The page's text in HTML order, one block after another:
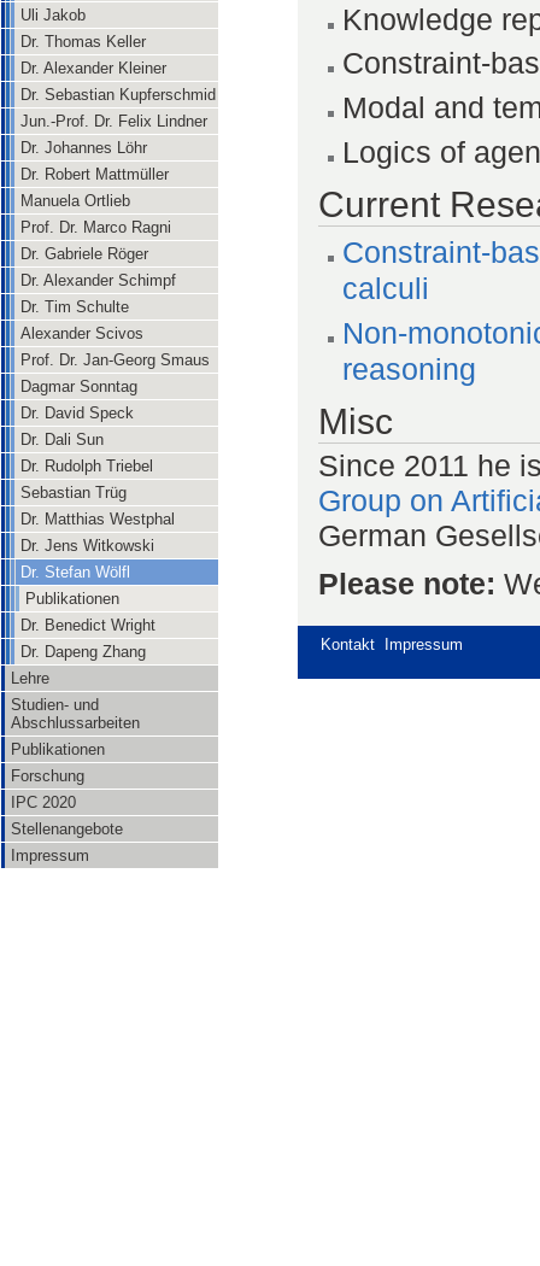
Uli Jakob
Dr. Thomas Keller
Dr. Alexander Kleiner
Dr. Sebastian Kupferschmid
Jun.-Prof. Dr. Felix Lindner
Dr. Johannes Löhr
Dr. Robert Mattmüller
Manuela Ortlieb
Prof. Dr. Marco Ragni
Dr. Gabriele Röger
Dr. Alexander Schimpf
Dr. Tim Schulte
Alexander Scivos
Prof. Dr. Jan-Georg Smaus
Dagmar Sonntag
Dr. David Speck
Dr. Dali Sun
Dr. Rudolph Triebel
Sebastian Trüg
Dr. Matthias Westphal
Dr. Jens Witkowski
Dr. Stefan Wölfl
Publikationen
Dr. Benedict Wright
Dr. Dapeng Zhang
Lehre
Studien- und
Abschlussarbeiten
Publikationen
Forschung
IPC 2020
Stellenangebote
Impressum
Knowledge
Constraint-
Modal and
Logics of
Current
Constraint-
calculi
Non-
reasoning
Misc
Since 2011 he
Group on
German
Please note:
Kontakt Impressum